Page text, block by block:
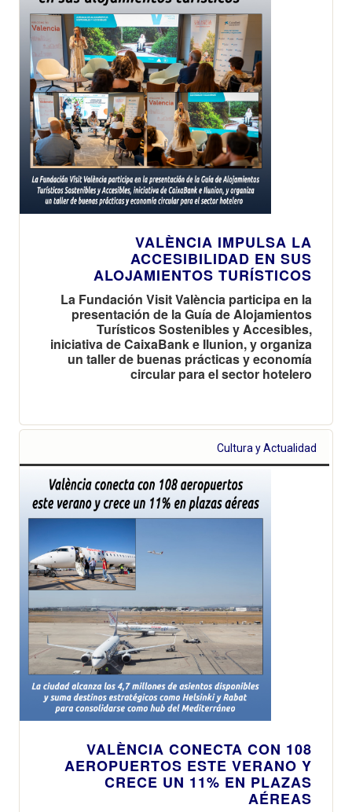
VALÈNCIA IMPULSA LA
ACCESIBILIDAD EN SUS
ALOJAMIENTOS TURÍSTICOS
La Fundación Visit València participa en la
presentación de la Guía de Alojamientos
Turísticos Sostenibles y Accesibles,
iniciativa de CaixaBank e Ilunion, y organiza
un taller de buenas prácticas y economía
circular para el sector hotelero
Cultura y Actualidad
VALÈNCIA CONECTA CON 108
AEROPUERTOS ESTE VERANO Y
CRECE UN 11% EN PLAZAS
AÉREAS